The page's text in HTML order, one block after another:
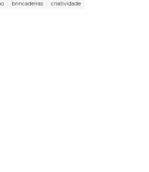
brincadeiras criatividade